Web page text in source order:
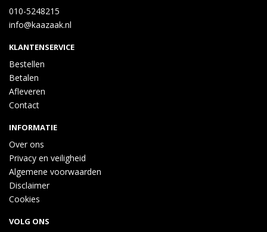
010-5248215
info@kaazaak.nl
KLANTENSERVICE
Bestellen
Betalen
Afleveren
Contact
INFORMATIE
Over ons
Privacy en veiligheid
Algemene voorwaarden
Disclaimer
Cookies
VOLG ONS